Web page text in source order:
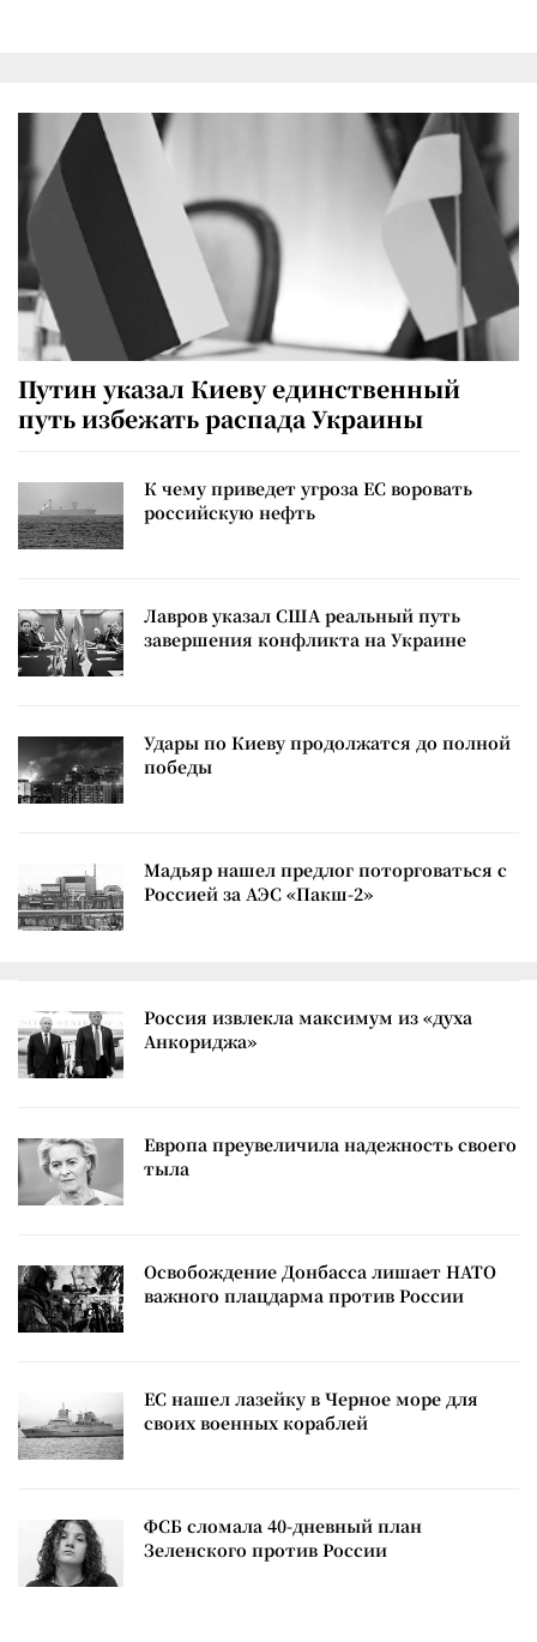
Путин указал Киеву единственный
путь избежать распада Украины
К чему приведет угроза ЕС воровать
российскую нефть
Лавров указал США реальный путь
завершения конфликта на Украине
Удары по Киеву продолжатся до полной
победы
Мадьяр нашел предлог поторговаться с
Россией за АЭС «Пакш-2»
Россия извлекла максимум из «духа
Анкориджа»
Европа преувеличила надежность своего
тыла
Освобождение Донбасса лишает НАТО
важного плацдарма против России
ЕС нашел лазейку в Черное море для
своих военных кораблей
ФСБ сломала 40-дневный план
Зеленского против России